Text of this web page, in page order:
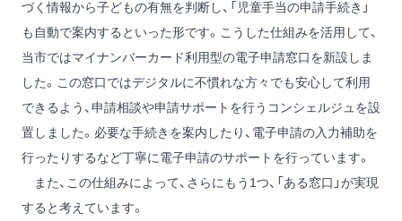
づく情報から子どもの有無を判断し、「児童手当の申請手続き」
も自動で案内するといった形です。こうした仕組みを活用して、
当市ではマイナンバーカード利用型の電子申請窓口を新設しま
した。この窓口ではデジタルに不慣れな方々でも安心して利用
できるよう、申請相談や申請サポートを行うコンシェルジュを設
置しました。必要な手続きを案内したり、電子申請の入力補助を
行ったりするなど丁寧に電子申請のサポートを行っています。
また、この仕組みによって、さらにもう1つ、「ある窓口」が実現
すると考えています。